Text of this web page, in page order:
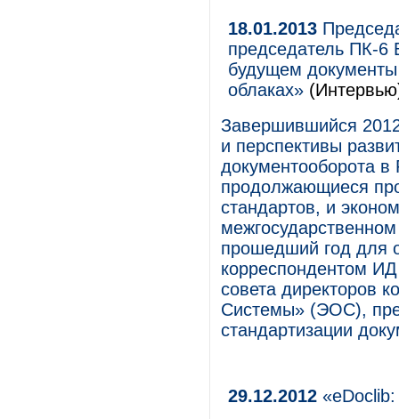
18.01.2013
председатель ПК-
будущем документы
облаках»
Завершившийся
и перспективы
документооборота
продолжающиеся
стандартов, и
прошедший год для
корреспондентом
совета директоров
Системы» (ЭОС),
стандартизации
29.12.2012